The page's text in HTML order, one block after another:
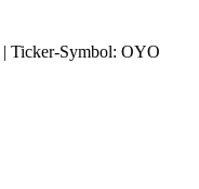
| Ticker-Symbol: OYO